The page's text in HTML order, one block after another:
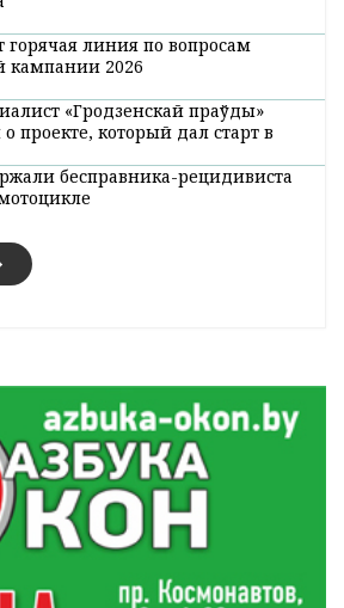
горячая линия по вопросам
кампании 2026
«Гродзенскай праўды»
проекте, который дал старт в
бесправника-рецидивиста